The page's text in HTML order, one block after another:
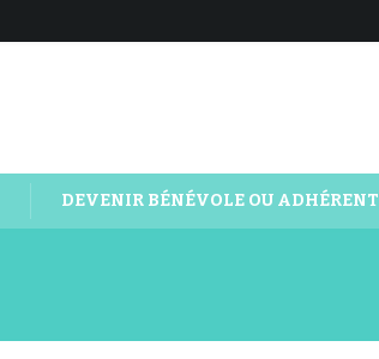
DEVENIR BÉNÉVOLE OU ADHÉRENT